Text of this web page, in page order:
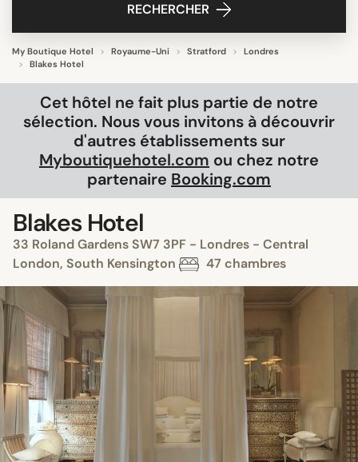
RECHERCHER
My Boutique Hotel Royaume-Uni Stratford
Londres
Blakes Hotel
Cet hôtel ne fait plus partie de notre
sélection. Nous vous invitons à découvrir
d'autres établissements sur
Myboutiquehotel.com ou chez notre
partenaire Booking.com
Blakes Hotel
33 Roland Gardens SW7 3PF - Londres - Central
London, South Kensington
47 chambres